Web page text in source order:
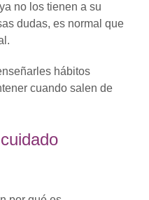
no los tienen a su
dudas, es normal que
hábitos
cuando salen de